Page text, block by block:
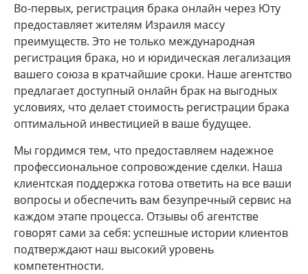
Во-первых, регистрация брака онлайн через Юту
предоставляет жителям Израиля массу
преимуществ. Это не только международная
регистрация брака, но и юридическая легализация
вашего союза в кратчайшие сроки. Наше агентство
предлагает доступный онлайн брак на выгодных
условиях, что делает стоимость регистрации брака
оптимальной инвестицией в ваше будущее.
Мы гордимся тем, что предоставляем надежное
профессиональное сопровождение сделки. Наша
клиентская поддержка готова ответить на все ваши
вопросы и обеспечить вам безупречный сервис на
каждом этапе процесса. Отзывы об агентстве
говорят сами за себя: успешные истории клиентов
подтверждают наш высокий уровень
компетентности.